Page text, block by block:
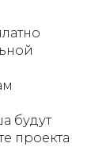
будут
проекта